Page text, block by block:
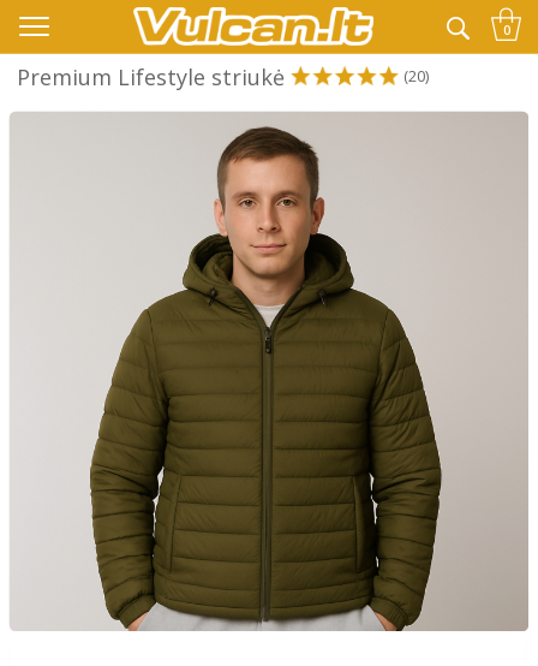
👉 -10% KODAS VISKAM PAPILDOMAI: VASARA 0
Premium Lifestyle striukė (20)